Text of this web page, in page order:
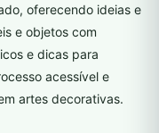
oferecendo ideias e
e objetos com
e dicas para
acessível e
artes decorativas.